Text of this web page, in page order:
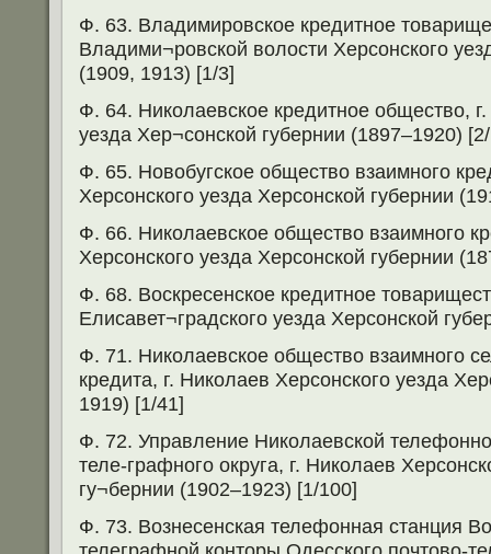
Ф. 63. Владимировское кредитное
Владими¬ровской волости Херсонского
(1909, 1913) [1/3]
Ф. 64. Николаевское кредитное общество,
уезда Хер¬сонской губернии (1897–1920)
Ф. 65. Новобугское общество взаимного
Херсонского уезда Херсонской губернии
Ф. 66. Николаевское общество взаимного
Херсонского уезда Херсонской губернии
Ф. 68. Воскресенское кредитное
Елисавет¬градского уезда Херсонской
Ф. 71. Николаевское общество взаимного
кредита, г. Николаев Херсонского уезда
1919) [1/41]
Ф. 72. Управление Николаевской
теле-графного округа, г. Николаев
гу¬бернии (1902–1923) [1/100]
Ф. 73. Вознесенская телефонная станция